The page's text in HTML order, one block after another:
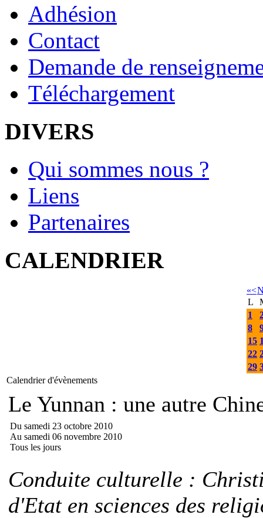
Adhésion
Contact
Demande de
Téléchargement
DIVERS
Qui sommes nous ?
Liens
Partenaires
CALENDRIER
«<
L
1
8
15
22
29
Calendrier d'évènements
Le Yunnan : une autre
Du samedi 23 octobre 2010
Au samedi 06 novembre 2010
Tous les jours
Conduite culturelle :
d'Etat en sciences des